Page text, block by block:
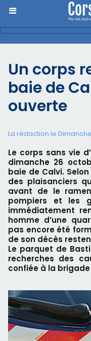
Un corps
baie de
ouverte
La rédaction le
Le corps sans vie
dimanche 26
baie de Calvi.
des plaisanciers
avant de le
pompiers et les
immédiatement
homme d’une
pas encore été
de son décès
Le parquet de
recherches des
confiée à la